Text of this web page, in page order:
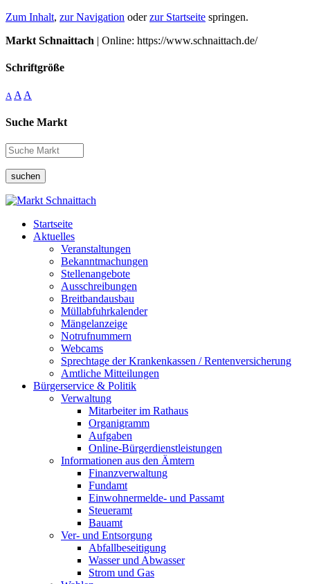
Zum Inhalt, zur Navigation oderzur Startseite springen.
Markt Schnaittach | Online: https://www.schnaittach.de/
Schriftgröße
A A A
Suche Markt
suchen
Startseite
Aktuelles
Veranstaltungen
Bekanntmachungen
Stellenangebote
Ausschreibungen
Breitbandausbau
Müllabfuhrkalender
Mängelanzeige
Notrufnummern
Webcams
Sprechtage der Krankenkassen / Rentenversicherung
Amtliche Mitteilungen
Bürgerservice & Politik
Verwaltung
Mitarbeiter im Rathaus
Organigramm
Aufgaben
Online-Bürgerdienstleistungen
Informationen aus den Ämtern
Finanzverwaltung
Fundamt
Einwohnermelde- und Passamt
Steueramt
Bauamt
Ver- und Entsorgung
Abfallbeseitigung
Wasser und Abwasser
Strom und Gas